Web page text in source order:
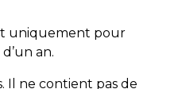
uniquement pour
an.
Il ne contient pas de